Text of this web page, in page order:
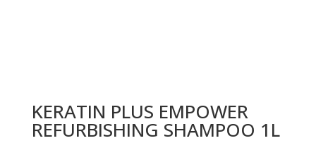
KERATIN PLUS EMPOWER
REFURBISHING SHAMPOO 1L